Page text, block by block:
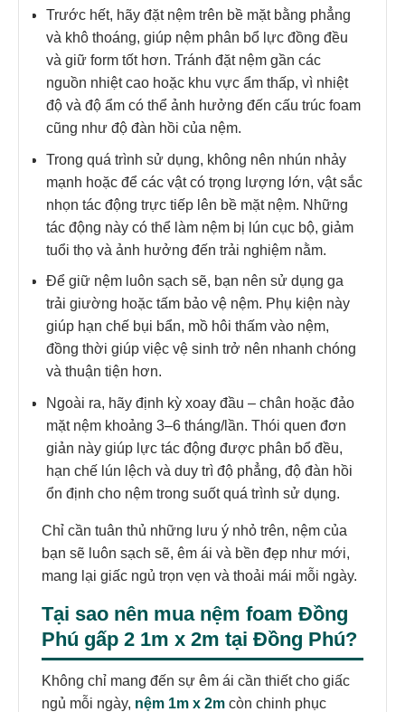
Trước hết, hãy đặt nệm trên bề mặt bằng phẳng
và khô thoáng, giúp nệm phân bổ lực đồng đều
và giữ form tốt hơn. Tránh đặt nệm gần các
nguồn nhiệt cao hoặc khu vực ẩm thấp, vì nhiệt
độ và độ ẩm có thể ảnh hưởng đến cấu trúc foam
cũng như độ đàn hồi của nệm.
Trong quá trình sử dụng, không nên nhún nhảy
mạnh hoặc để các vật có trọng lượng lớn, vật sắc
nhọn tác động trực tiếp lên bề mặt nệm. Những
tác động này có thể làm nệm bị lún cục bộ, giảm
tuổi thọ và ảnh hưởng đến trải nghiệm nằm.
Để giữ nệm luôn sạch sẽ, bạn nên sử dụng ga
trải giường hoặc tấm bảo vệ nệm. Phụ kiện này
giúp hạn chế bụi bẩn, mồ hôi thấm vào nệm,
đồng thời giúp việc vệ sinh trở nên nhanh chóng
và thuận tiện hơn.
Ngoài ra, hãy định kỳ xoay đầu – chân hoặc đảo
mặt nệm khoảng 3–6 tháng/lần. Thói quen đơn
giản này giúp lực tác động được phân bổ đều,
hạn chế lún lệch và duy trì độ phẳng, độ đàn hồi
ổn định cho nệm trong suốt quá trình sử dụng.
Chỉ cần tuân thủ những lưu ý nhỏ trên, nệm của
bạn sẽ luôn sạch sẽ, êm ái và bền đẹp như mới,
mang lại giấc ngủ trọn vẹn và thoải mái mỗi ngày.
Tại sao nên mua nệm foam Đồng
Phú gấp 2 1m x 2m tại Đồng Phú?
Không chỉ mang đến sự êm ái cần thiết cho giấc
ngủ mỗi ngày, nệm 1m x 2m còn chinh phục